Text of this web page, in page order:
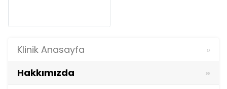
Klinik Anasayfa
Hakkımızda